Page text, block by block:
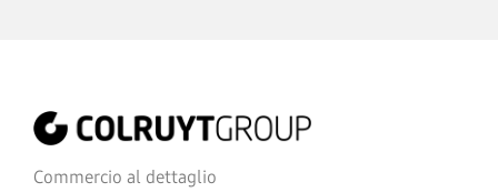
Commercio al dettaglio